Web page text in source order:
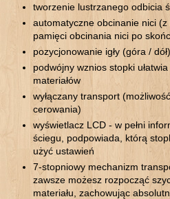
tworzenie lustrzanego odbicia
automatyczne obcinanie nici
pamięci obcinania nici po
pozycjonowanie igły (góra / dół)
podwójny wznios stopki
materiałów
wyłączany transport
cerowania)
wyświetlacz LCD - w pełni
ściegu, podpowiada, którą
użyć ustawień
7-stopniowy mechanizm
zawsze możesz rozpocząć
materiału, zachowując